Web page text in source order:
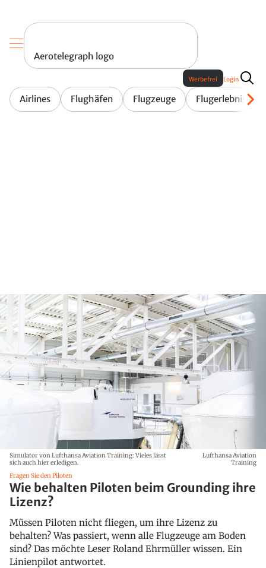
Aerotelegraph logo
Airlines Flughäfen Flugzeuge Flugerlebnis
Werbefrei Login
Simulator von Lufthansa Aviation Training: Vieles lässt
sich auch hier erledigen.
Lufthansa Aviation
Training
Fragen Sie den Piloten
Wie behalten Piloten beim Grounding ihre
Lizenz?
Müssen Piloten nicht fliegen, um ihre Lizenz zu
behalten? Was passiert, wenn alle Flugzeuge am Boden
sind? Das möchte Leser Roland Ehrmüller wissen. Ein
Linienpilot antwortet.